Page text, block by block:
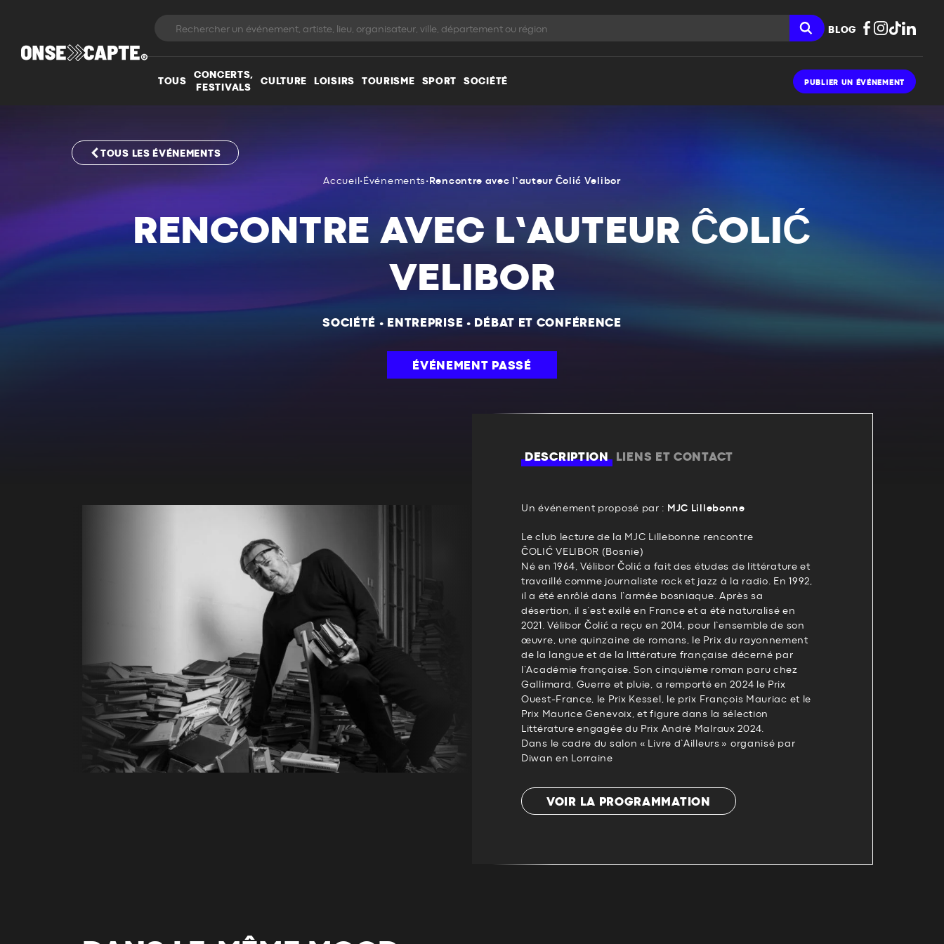
BLOG
TOUS
CONCERTS,
FESTIVALS
CULTURE LOISIRS TOURISME SPORT SOCIÉTÉ PUBLIER UN ÉVÉNEMENT
TOUS LES ÉVÉNEMENTS
Accueil • Événements• Rencontre avec l’auteur Ĉolić Velibor
RENCONTRE AVEC L’AUTEUR ĈOLIĆ
VELIBOR
SOCIÉTÉ • ENTREPRISE • DÉBAT ET CONFÉRENCE
ÉVÉNEMENT PASSÉ
DESCRIPTION LIENS ET CONTACT
Un événement proposé par : MJC Lillebonne
Le club lecture de la MJC Lillebonne rencontre
ĈOLIĆ VELIBOR (Bosnie)
Né en 1964, Vélibor Čolić a fait des études de littérature et
travaillé comme journaliste rock et jazz à la radio. En 1992,
il a été enrôlé dans l’armée bosniaque. Après sa
désertion, il s’est exilé en France et a été naturalisé en
2021. Vélibor Čolić a reçu en 2014, pour l’ensemble de son
œuvre, une quinzaine de romans, le Prix du rayonnement
de la langue et de la littérature française décerné par
l’Académie française. Son cinquième roman paru chez
Gallimard, Guerre et pluie, a remporté en 2024 le Prix
Ouest-France, le Prix Kessel, le prix François Mauriac et le
Prix Maurice Genevoix, et figure dans la sélection
Littérature engagée du Prix André Malraux 2024.
Dans le cadre du salon « Livre d’Ailleurs » organisé par
Diwan en Lorraine
VOIR LA PROGRAMMATION